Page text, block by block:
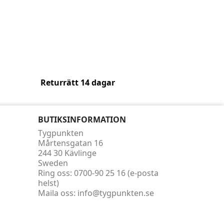
Returrätt 14 dagar
BUTIKSINFORMATION
Tygpunkten
Mårtensgatan 16
244 30 Kävlinge
Sweden
Ring oss: 0700-90 25 16 (e-posta
helst)
Maila oss: info@tygpunkten.se